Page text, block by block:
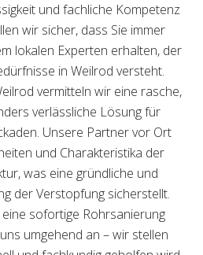
und fachliche Kompetenz
wir sicher, dass Sie immer
lokalen Experten erhalten, der
in Weilrod versteht.
vermitteln wir eine rasche,
verlässliche Lösung für
Unsere Partner vor Ort
und Charakteristika der
was eine gründliche und
der Verstopfung sicherstellt.
sofortige Rohrsanierung
umgehend an – wir stellen